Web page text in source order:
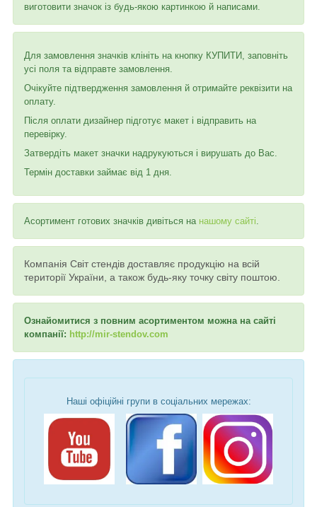
виготовити значок із будь-якою картинкою й написами.
Для замовлення значків клініть на кнопку КУПИТИ, заповніть
усі поля та відправте замовлення.
Очікуйте підтвердження замовлення й отримайте реквізити на
оплату.
Після оплати дизайнер підготує макет і відправить на
перевірку.
Затвердіть макет значки надрукуються і вирушать до Вас.
Термін доставки займає від 1 дня.
Асортимент готових значків дивіться на нашому сайті.
Компанія Світ стендів доставляє продукцію на всій
території України, а також будь-яку точку світу поштою.
Ознайомитися з повним асортиментом можна на сайті
компанії: http://mir-stendov.com
Наші офіційні групи в соціальних мережах: